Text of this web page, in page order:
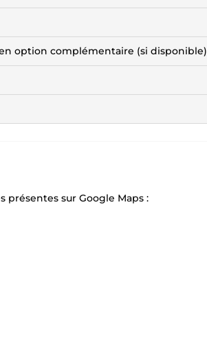
option complémentaire (si disponible)
présentes sur Google Maps :